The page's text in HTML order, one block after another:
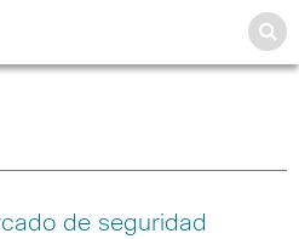
de seguridad